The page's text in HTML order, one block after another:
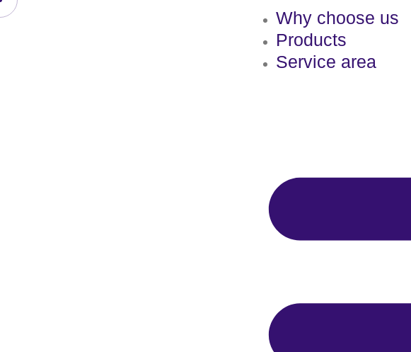
Why choose us
Products
Service area